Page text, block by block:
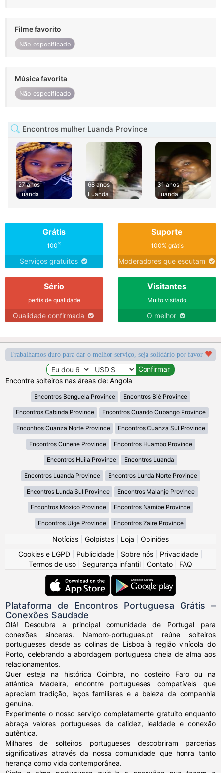
Filme favorito
Não especificado
Música favorita
Não especificado
Encontros mulher Luanda Province
27 anos
Luanda
68 anos
Luanda
31 anos
Luanda
Grátis
100%
Serviços gratuitos
Suporte
100% grátis
Moderadores que escutam
Sério
perfis de qualidade
Qualidade confirmada
Visitantes
Muito visitado
O melhor
Trabalhamos duro para dar o melhor serviço, seja solidário por favor
Encontre solteiros nas áreas de: Angola
Encontros Benguela Province Encontros Bié Province
Encontros Cabinda Province Encontros Cuando Cubango Province
Encontros Cuanza Norte Province Encontros Cuanza Sul Province
Encontros Cunene Province Encontros Huambo Province
Encontros Huila Province Encontros Luanda
Encontros Luanda Province Encontros Lunda Norte Province
Encontros Lunda Sul Province Encontros Malanje Province
Encontros Moxico Province Encontros Namibe Province
Encontros Uíge Province Encontros Zaire Province
Notícias Golpistas Loja
Opiniões
Cookies e LGPD
Publicidade Sobre nós Privacidade
Termos de uso
Segurança infantil Contato FAQ
Plataforma de Encontros Portuguesa Grátis –
Conexões Saudade
Olá! Descubra a principal comunidade de Portugal para
conexões sinceras. Namoro-portugues.pt reúne solteiros
portugueses desde as colinas de Lisboa à região vinícola do
Porto, celebrando a abordagem portuguesa cheia de alma aos
relacionamentos.
Quer esteja na histórica Coimbra, no costeiro Faro ou na
atlântica Madeira, encontre portugueses compatíveis que
apreciam tradição, laços familiares e a beleza da companhia
genuína.
Experimente o nosso serviço completamente gratuito enquanto
abraça valores portugueses de calidez, lealdade e conexão
autêntica.
Milhares de solteiros portugueses descobriram parcerias
significativas através da nossa comunidade que honra tanto
herança como vida contemporânea.